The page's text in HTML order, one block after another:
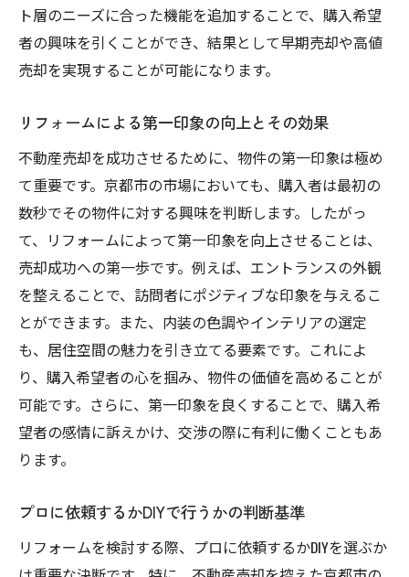
ト層のニーズに合った機能を追加することで、購入希望
者の興味を引くことができ、結果として早期売却や高値
売却を実現することが可能になります。
リフォームによる第一印象の向上とその効果
不動産売却を成功させるために、物件の第一印象は極め
て重要です。京都市の市場においても、購入者は最初の
数秒でその物件に対する興味を判断します。したがっ
て、リフォームによって第一印象を向上させることは、
売却成功への第一歩です。例えば、エントランスの外観
を整えることで、訪問者にポジティブな印象を与えるこ
とができます。また、内装の色調やインテリアの選定
も、居住空間の魅力を引き立てる要素です。これによ
り、購入希望者の心を掴み、物件の価値を高めることが
可能です。さらに、第一印象を良くすることで、購入希
望者の感情に訴えかけ、交渉の際に有利に働くこともあ
ります。
プロに依頼するかDIYで行うかの判断基準
リフォームを検討する際、プロに依頼するかDIYを選ぶか